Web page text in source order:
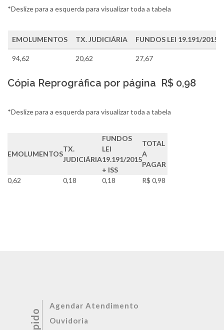
*Deslize para a esquerda para visualizar toda a tabela
EMOLUMENTOS TX. JUDICIÁRIA FUNDOS LEI 19.191/2015
94,62 20,62 27,67
Cópia Reprográfica por página R$ 0,98
*Deslize para a esquerda para visualizar toda a tabela
EMOLUMENTOS
TX.
JUDICIÁRIA
FUNDOS
LEI
19.191/2015
+ ISS
TOTAL
A
PAGAR
0,62
0,18 0,18 R$ 0,98
Agendar Atendimento
Ouvidoria